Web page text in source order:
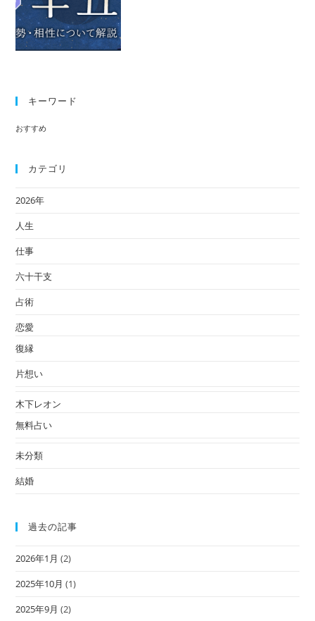
キーワード
おすすめ
カテゴリ
2026年
人生
仕事
六十干支
占術
恋愛
復縁
片想い
木下レオン
無料占い
未分類
結婚
過去の記事
2026年1月 (2)
2025年10月 (1)
2025年9月 (2)